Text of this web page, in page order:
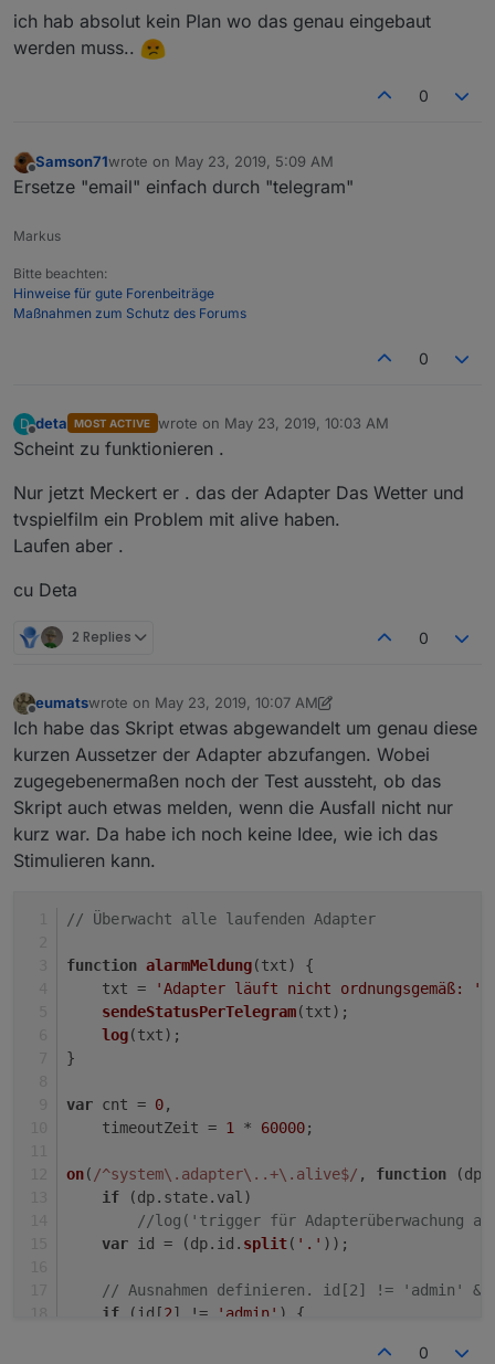
ich hab absolut kein Plan wo das genau eingebaut
werden muss..
0
Offline
Samson71wrote on May 23, 2019, 5:09 AM
last edited by
Ersetze "email" einfach durch "telegram"
Markus
Bitte beachten:
Hinweise für gute Forenbeiträge
Maßnahmen zum Schutz des Forums
0
D
Offline
deta MOST ACTIVE wrote on May 23, 2019, 10:03 AM
last edited by
Scheint zu funktionieren .
Nur jetzt Meckert er . das der Adapter Das Wetter und
tvspielfilm ein Problem mit alive haben.
Laufen aber .
cu Deta
2 Replies 0
Offline
eumatswrote on May 23, 2019, 10:07 AM
last edited by eumatsMay 23, 2019, 12:08 PM
Ich habe das Skript etwas abgewandelt um genau diese
kurzen Aussetzer der Adapter abzufangen. Wobei
zugegebenermaßen noch der Test aussteht, ob das
Skript auch etwas melden, wenn die Ausfall nicht nur
kurz war. Da habe ich noch keine Idee, wie ich das
Stimulieren kann.
// Überwacht alle laufenden Adapter
function alarmMeldung(txt) {
    txt =
'Adapter läuft nicht ordnungsgemäß: '
sendeStatusPerTelegram(txt);
log(txt);
}
var cnt = 0,
    timeoutZeit =
1 * 60000;
on( /^system\.adapter\..+\.alive$/ , function (dp
if (dp. state. val)
//log('trigger für Adapterüberwachung
var id = (dp. id . split( '.' ));
// Ausnahmen definieren. id[2] != 'admin'
if (id[2] != 'admin' ) {
0